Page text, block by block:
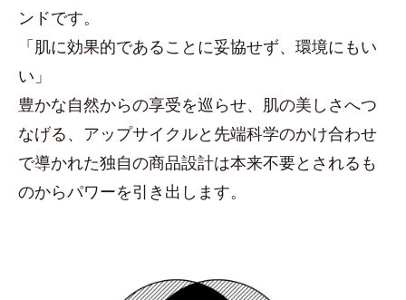
ンドです。
「肌に効果的であることに妥協せず、環境にもい
い」
豊かな自然からの享受を巡らせ、肌の美しさへつ
なげる、アップサイクルと先端科学のかけ合わせ
で導かれた独自の商品設計は本来不要とされるも
のからパワーを引き出します。